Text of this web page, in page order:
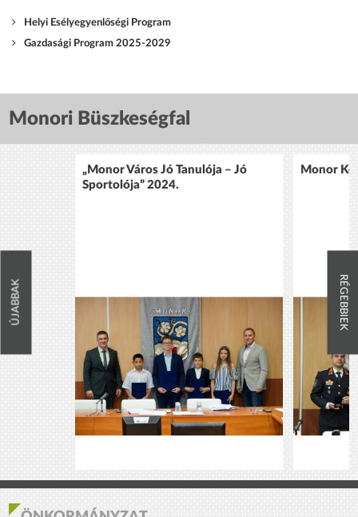
Helyi Esélyegyenlőségi Program
Gazdasági Program 2025-2029
Monori Büszkeségfal
ÚJABBAK
„Monor Város Jó Tanulója – Jó
Sportolója” 2024.
Monor
RÉGEBBIEK